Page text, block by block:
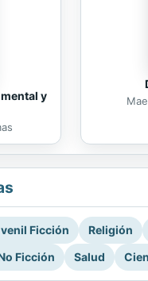
y
Ficción Religión
Ficción
Salud